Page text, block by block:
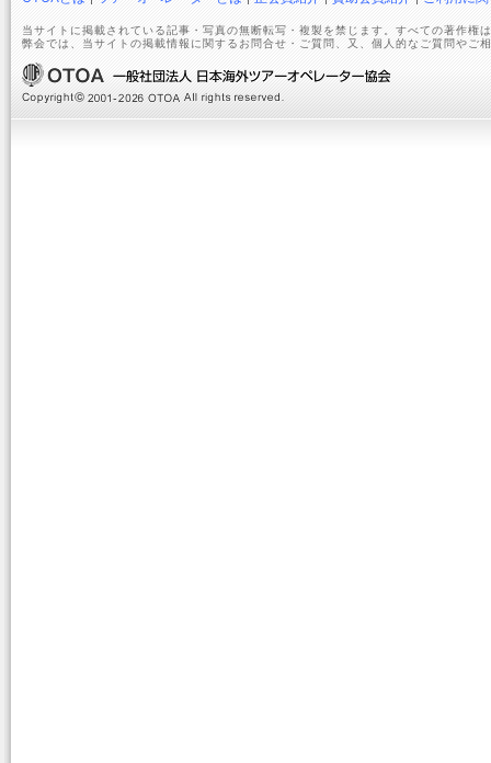
当サイトに掲載されている記事・写真の無断転写・複製を禁じます。すべての著作権
弊会では、当サイトの掲載情報に関するお問合せ・ご質問、又、個人的なご質問やご